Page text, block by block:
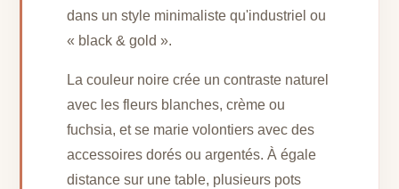
dans un style minimaliste qu'industriel ou
« black & gold ».
La couleur noire crée un contraste naturel
avec les fleurs blanches, crème ou
fuchsia, et se marie volontiers avec des
accessoires dorés ou argentés. À égale
distance sur une table, plusieurs pots